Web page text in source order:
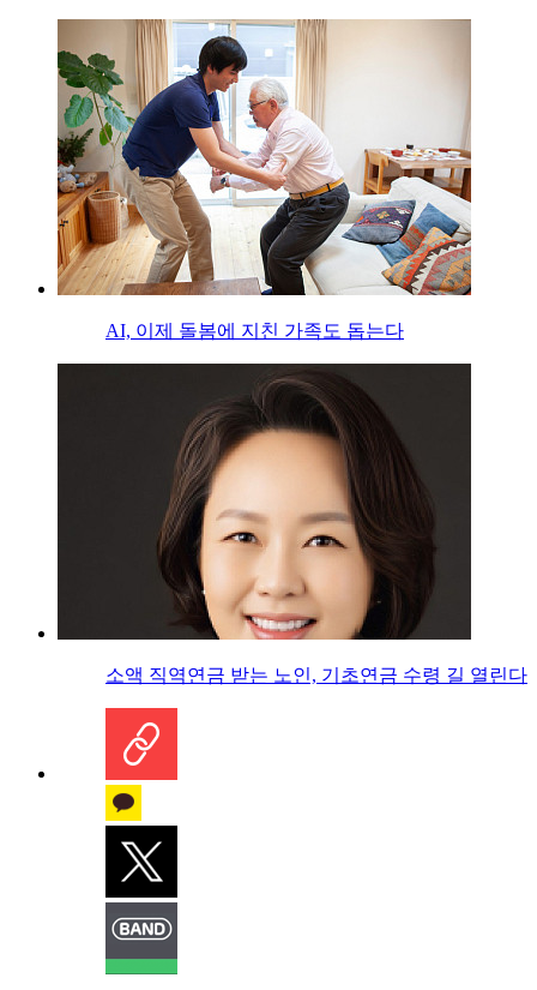
AI, 이제 돌봄에 지친 가족도 돕는다
소액 직역연금 받는 노인, 기초연금 수령 길 열린다